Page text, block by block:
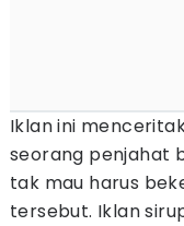
Iklan ini
seorang penjahat
tak mau harus
tersebut. Iklan